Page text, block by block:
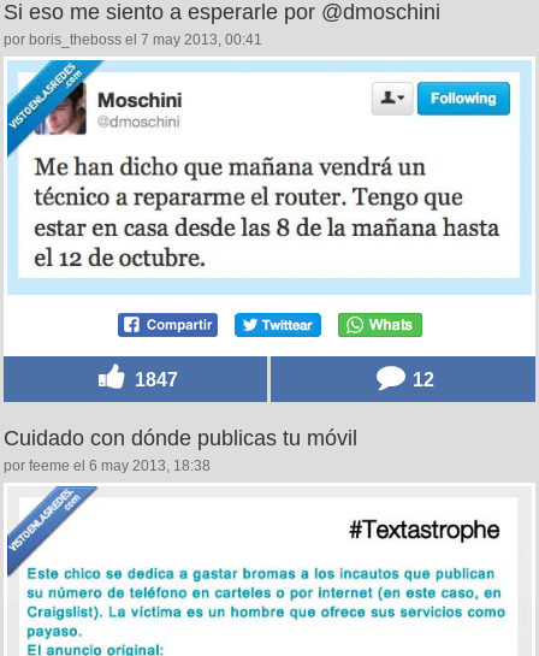
Si eso me siento a esperarle por @dmoschini
por boris_theboss el 7 may 2013, 00:41
1847 12
Cuidado con dónde publicas tu móvil
por feeme el 6 may 2013, 18:38